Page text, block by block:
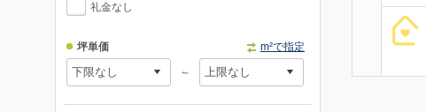
礼金なし
坪単価 m²で指定
～